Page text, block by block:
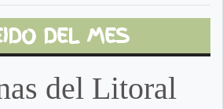
DEL MES
del Litoral